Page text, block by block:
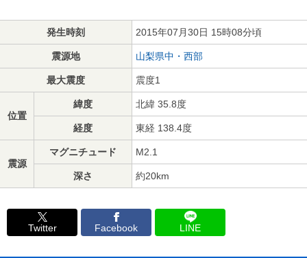
発生時刻 2015年07月30日 15時08分頃
震源地 山梨県中・西部
最大震度 震度1
位置
緯度 北緯 35.8度
経度 東経 138.4度
震源
マグニチュード M2.1
深さ 約20km
Twitter Facebook LINE